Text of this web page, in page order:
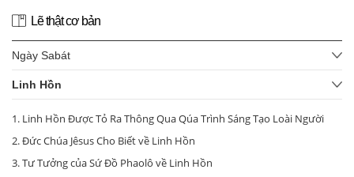
Lẽ thật cơ bản
Ngày Sabát
Linh Hồn
1. Linh Hồn Được Tỏ Ra Thông Qua Qúa Trình Sáng Tạo Loài Người
2. Đức Chúa Jêsus Cho Biết về Linh Hồn
3. Tư Tưởng của Sứ Đồ Phaolô về Linh Hồn